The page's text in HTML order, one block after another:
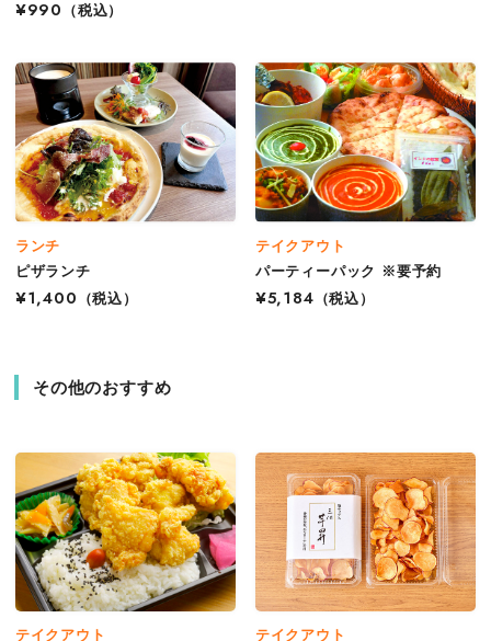
¥990
（税込）
ランチ
ピザランチ
¥1,400
（税込）
テイクアウト
パーティーパック ※要予約
¥5,184 （税込）
その他のおすすめ
テイクアウト
テイクアウト